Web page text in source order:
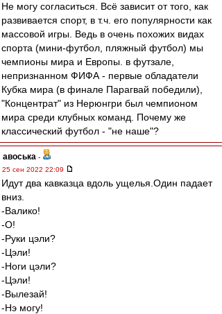
Не могу согласиться. Всё зависит от того, как
развивается спорт, в т.ч. его популярности как
массовой игры. Ведь в очень похожих видах
спорта (мини-футбол, пляжный футбол) мы
чемпионы мира и Европы. в футзале,
непризнанном ФИФА - первые обладатели
Кубка мира (в финале Парагвай победили),
"Концентрат" из Нерюнгри был чемпионом
мира среди клубных команд. Почему же
классический футбол - "не наше"?
авоська -
25 сен 2022 22:09
Идут два кавказца вдоль ущелья.Один падает
вниз.
-Валико!
-О!
-Руки цэли?
-Цэли!
-Ноги цэли?
-Цэли!
-Вылезай!
-Нэ могу!